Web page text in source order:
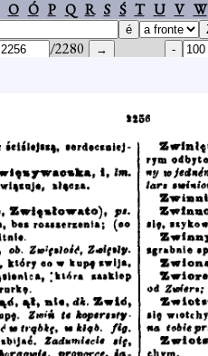
O Ó P Q R S Ś T U V W
/2280